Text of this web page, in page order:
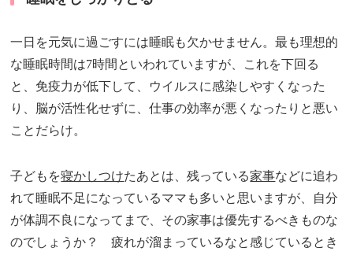
一日を元気に過ごすには睡眠も欠かせません。最も理想的
な睡眠時間は7時間といわれていますが、これを下回る
と、免疫力が低下して、ウイルスに感染しやすくなった
り、脳が活性化せずに、仕事の効率が悪くなったりと悪い
ことだらけ。
子どもを寝かしつけたあとは、残っている家事などに追わ
れて睡眠不足になっているママも多いと思いますが、自分
が体調不良になってまで、その家事は優先するべきものな
のでしょうか？ 疲れが溜まっているなと感じているとき